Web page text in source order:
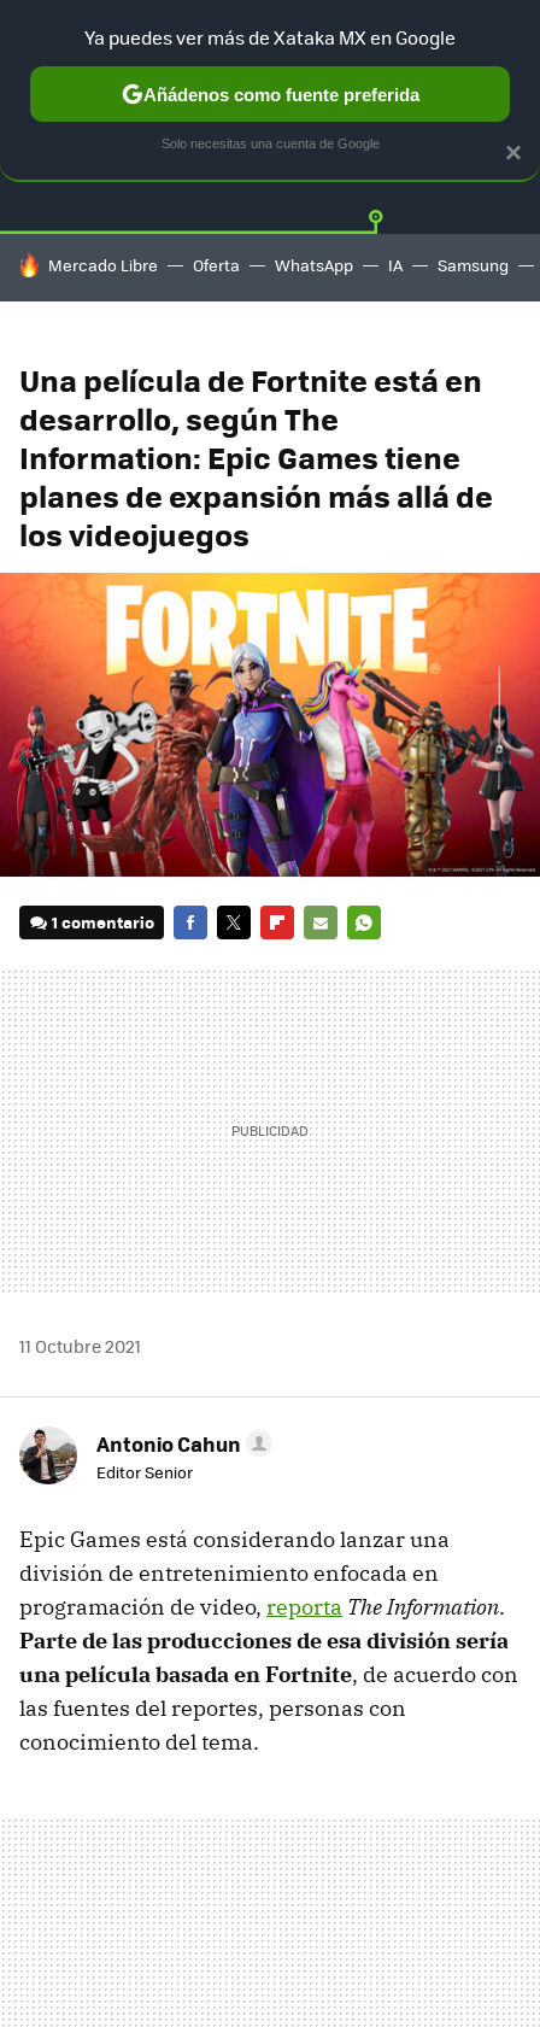
Twitter
HOY SE HABLA DE
Mercado Libre Oferta WhatsApp IA Samsung
Una película de Fortnite está en
desarrollo, según The
Information: Epic Games tiene
planes de expansión más allá de
los videojuegos
1 comentario
MAIL
11 Octubre 2021
Antonio Cahun
Editor Senior
Epic Games está considerando lanzar una
división de entretenimiento enfocada en
programación de video, reporta The Information.
Parte de las producciones de esa división sería
una película basada en Fortnite, de acuerdo con
las fuentes del reportes, personas con
conocimiento del tema.
×
Ya puedes ver más de Xataka MX en Google
Añádenos como fuente preferida
Solo necesitas una cuenta de Google